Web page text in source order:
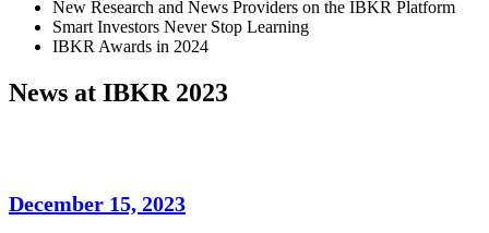
New Research and News Providers on the IBKR Platform
Smart Investors Never Stop Learning
IBKR Awards in 2024
News at IBKR 2023
December 15, 2023